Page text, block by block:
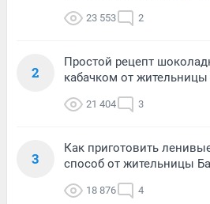
23 553 2
2
Простой рецепт
кабачком от жительницы
21 404 3
3
Как приготовить
способ от жительницы
18 876 4